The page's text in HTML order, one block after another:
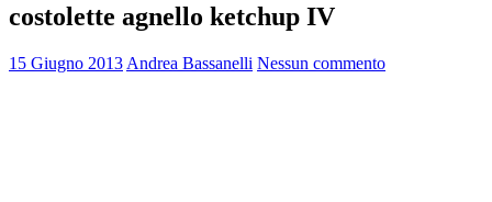
costolette agnello ketchup IV
15 Giugno 2013 Andrea Bassanelli Nessun commento